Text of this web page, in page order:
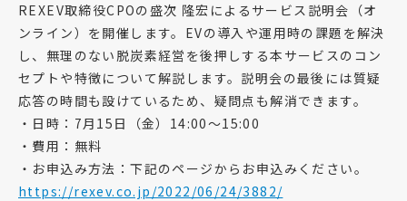
REXEV取締役CPOの盛次 隆宏によるサービス説明会（オ
ンライン）を開催します。EVの導入や運用時の課題を解決
し、無理のない脱炭素経営を後押しする本サービスのコン
セプトや特徴について解説します。説明会の最後には質疑
応答の時間も設けているため、疑問点も解消できます。
・日時：7月15日（金）14:00～15:00
・費用：無料
・お申込み方法：下記のページからお申込みください。
https://rexev.co.jp/2022/06/24/3882/